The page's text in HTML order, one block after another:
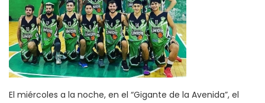
El miércoles a la noche, en el “Gigante de la Avenida”, el